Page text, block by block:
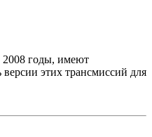
2008 годы, имеют
этих трансмиссий для